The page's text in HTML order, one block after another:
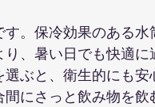
。保冷効果のある
、暑い日でも快適に
ぶと、衛生的にも安
にさっと飲み物を飲